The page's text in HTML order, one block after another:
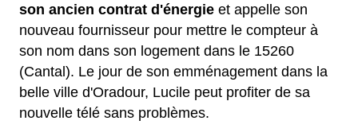
son ancien contrat d'énergie et appelle son
nouveau fournisseur pour mettre le compteur à
son nom dans son logement dans le 15260
(Cantal). Le jour de son emménagement dans la
belle ville d'Oradour, Lucile peut profiter de sa
nouvelle télé sans problèmes.